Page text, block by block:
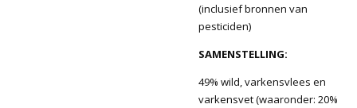
(inclusief bronnen van
pesticiden)
SAMENSTELLING:
49% wild, varkensvlees en
varkensvet (waaronder: 20%